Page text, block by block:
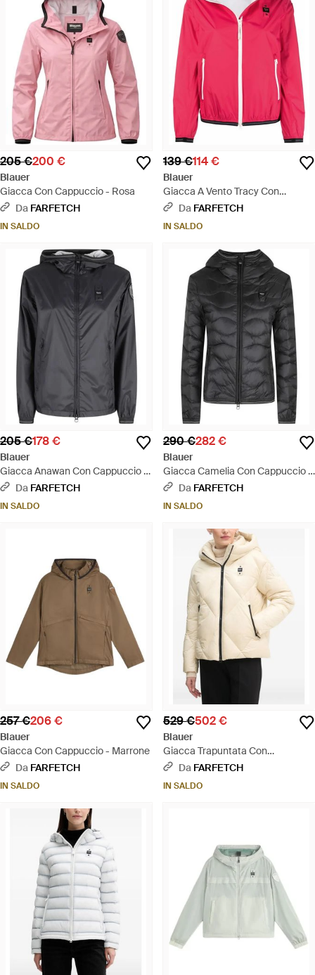
205 €200 €
Blauer
Giacca Con Cappuccio - Rosa
Da FARFETCH
IN SALDO
139 €114 €
Blauer
Giacca A Vento Tracy Con
Cappuccio - Rosa
Da FARFETCH
IN SALDO
205 €178 €
Blauer
Giacca Anawan Con Cappuccio -
NeroDa FARFETCH
IN SALDO
290 €282 €
Blauer
Giacca Camelia Con Cappuccio -
NeroDa FARFETCH
IN SALDO
257 €206 €
Blauer
Giacca Con Cappuccio - Marrone
Da FARFETCH
IN SALDO
529 €502 €
Blauer
Giacca Trapuntata Con
Cappuccio - Neutro
Da FARFETCH
IN SALDO